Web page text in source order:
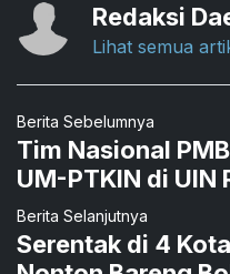
Redaksi
Lihat semua
Berita Sebelumnya
Tim Nasional
UM-PTKIN di UIN
Berita Selanjutnya
Serentak di 4